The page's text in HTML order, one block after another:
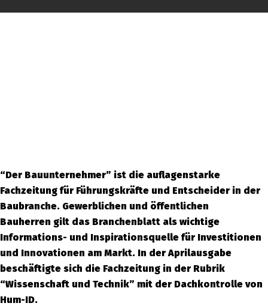
“Der Bauunternehmer” ist die auflagenstarke
Fachzeitung für Führungskräfte und Entscheider in der
Baubranche. Gewerblichen und öffentlichen
Bauherren gilt das Branchenblatt als wichtige
Informations- und Inspirationsquelle für Investitionen
und Innovationen am Markt. In der Aprilausgabe
beschäftigte sich die Fachzeitung in der Rubrik
“Wissenschaft und Technik” mit der Dachkontrolle von
Hum-ID.